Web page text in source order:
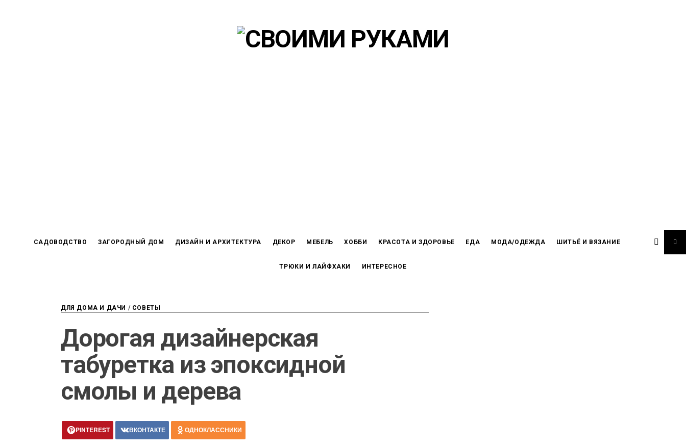
САДОВОДСТВО ЗАГОРОДНЫЙ ДОМ ДИЗАЙН И АРХИТЕКТУРА ДЕКОР МЕБЕЛЬ ХОББИ КРАСОТА И ЗДОРОВЬЕ ЕДА МОДА/ОДЕЖДА ШИТЬЁ И ВЯЗАНИЕ
ТРЮКИ И ЛАЙФХАКИ ИНТЕРЕСНОЕ
ДЛЯ ДОМА И ДАЧИ / СОВЕТЫ
Дорогая дизайнерская
табуретка из эпоксидной
смолы и дерева
PINTEREST ВКОНТАКТЕ ОДНОКЛАССНИКИ